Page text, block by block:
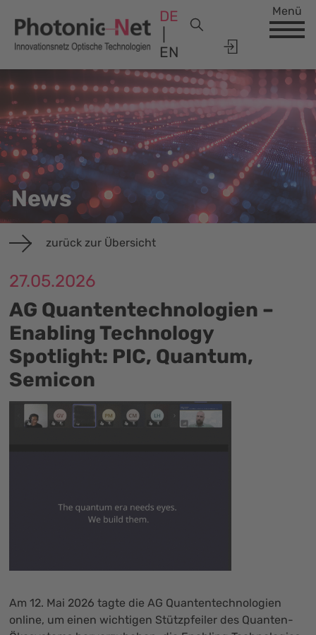
DE
EN
Menü
News
zurück zur Übersicht
27.05.2026
AG Quantentechnologien –
Enabling Technology
Spotlight: PIC, Quantum,
Semicon
Am 12. Mai 2026 tagte die AG Quantentechnologien
online, um einen wichtigen Stützpfeiler des Quanten-